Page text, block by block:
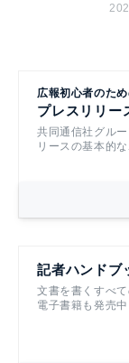
広報初心者のた
プレスリリー
共同通信社グル
リースの基本的
記者ハンドブ
文書を書くすべ
電子書籍も発売中